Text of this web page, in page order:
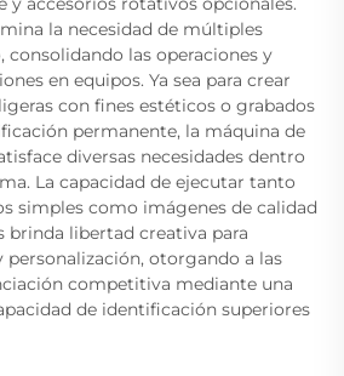
la necesidad de múltiples
consolidando las operaciones y
en equipos. Ya sea para crear
con fines estéticos o grabados
permanente, la máquina de
diversas necesidades dentro
La capacidad de ejecutar tanto
simples como imágenes de calidad
libertad creativa para
personalización, otorgando a las
competitiva mediante una
de identificación superiores